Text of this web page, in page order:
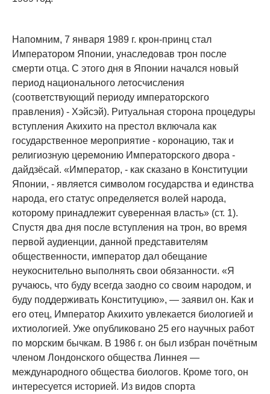
Напомним, 7 января 1989 г. крон-принц стал
Императором Японии, унаследовав трон после
смерти отца. С этого дня в Японии начался новый
период национального летосчисления
(соответствующий периоду императорского
правления) - Хэйсэй). Ритуальная сторона процедуры
вступления Акихито на престол включала как
государственное мероприятие - коронацию, так и
религиозную церемонию Императорского двора -
дайдзёсай. «Император, - как сказано в Конституции
Японии, - является символом государства и единства
народа, его статус определяется волей народа,
которому принадлежит суверенная власть» (ст. 1).
Спустя два дня после вступления на трон, во время
первой аудиенции, данной представителям
общественности, император дал обещание
неукоснительно выполнять свои обязанности. «Я
ручаюсь, что буду всегда заодно со своим народом, и
буду поддерживать Конституцию», — заявил он. Как и
его отец, Император Акихито увлекается биологией и
ихтиологией. Уже опубликовано 25 его научных работ
по морским бычкам. В 1986 г. он был избран почётным
членом Лондонского общества Линнея —
международного общества биологов. Кроме того, он
интересуется историей. Из видов спорта